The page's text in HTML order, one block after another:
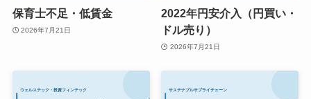
保育士不足・低賃金
2026年7月21日
2022年円安介入（円買い・
ドル売り）
2026年7月21日